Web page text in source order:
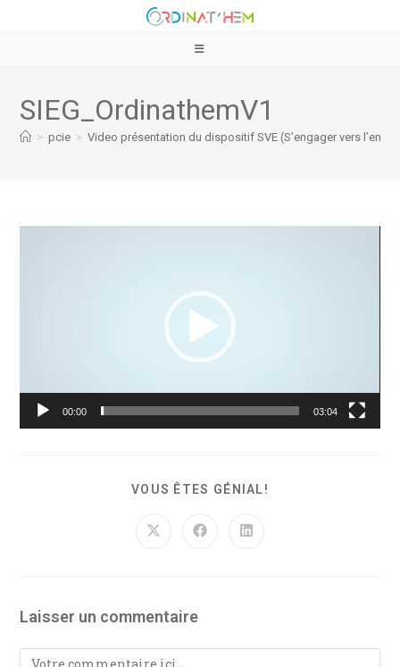
SIEG_OrdinathemV1
> pcie > Video présentation du dispositif SVE (S’engager vers
00:00 03:04
VOUS ÊTES GÉNIAL!
Laisser un commentaire